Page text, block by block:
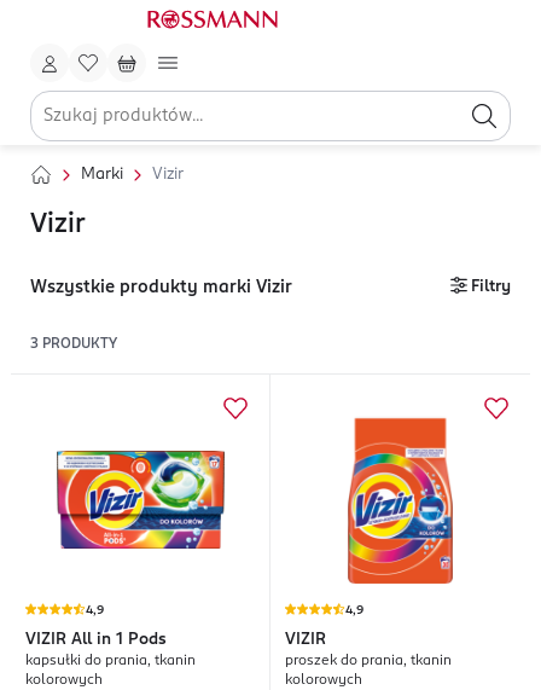
Marki Vizir
Vizir
Wszystkie produkty marki Vizir Filtry
3 PRODUKTY
4,9
VIZIR All in 1 Pods
kapsułki do prania, tkanin
kolorowych
4,9
VIZIR
proszek do prania, tkanin
kolorowych